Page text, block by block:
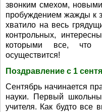
звонким смехом,
пробуждением жажды к
хватило на весь
контрольных,
которыми все, что
осуществится!
Поздравление с 1
Сентябрь начинается
науки. Первый
учителя. Как будто все